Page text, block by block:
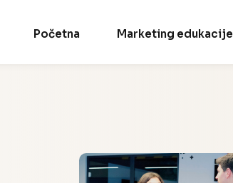
Početna Marketing edukacije